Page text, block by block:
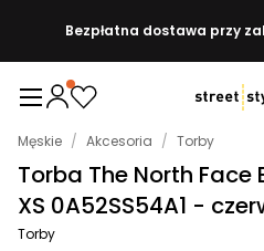
Bezpłatna dostawa przy
Męskie / Akcesoria / Torby
Torba The North
XS 0A52SS54A1 -
Torby